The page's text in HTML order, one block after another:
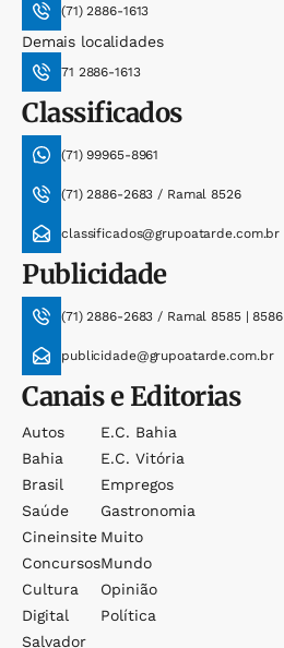
(71) 2886-1613
Demais localidades
71 2886-1613
Classificados
(71) 99965-8961
(71) 2886-2683 / Ramal 8526
classificados@grupoatarde.com.br
Publicidade
(71) 2886-2683 / Ramal 8585 | 8586
publicidade@grupoatarde.com.br
Canais e Editorias
Autos
Bahia
Brasil
Saúde
Cineinsite
Concursos
Cultura
Digital
Salvador
E.c. Bahia
E.c. Vitória
Empregos
Gastronomia
Muito
Mundo
Opinião
Política